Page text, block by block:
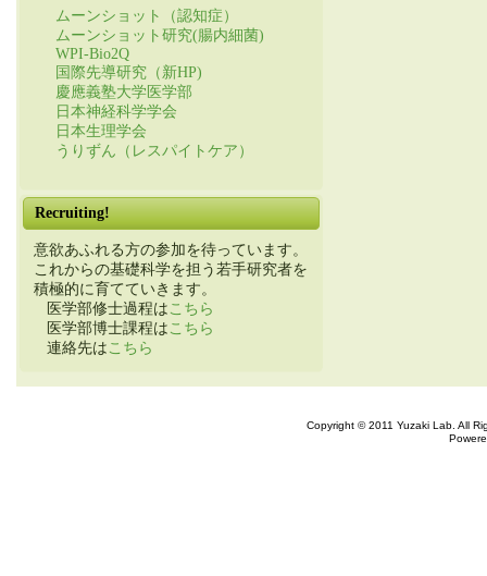
ムーンショット（認知症）
ムーンショット研究(腸内細菌)
WPI-Bio2Q
国際先導研究（新HP)
慶應義塾大学医学部
日本神経科学学会
日本生理学会
うりずん（レスパイトケア）
Recruiting!
意欲あふれる方の参加を待っています。
これからの基礎科学を担う若手研究者を
積極的に育てていきます。
医学部修士過程は こちら
医学部博士課程は こちら
連絡先は こちら
Copyright © 2011 Yuzaki Lab. All